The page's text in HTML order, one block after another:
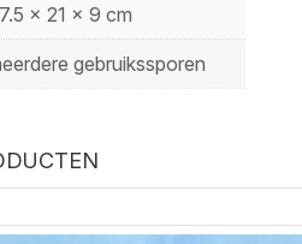
x 21 x 9 cm
gebruikssporen